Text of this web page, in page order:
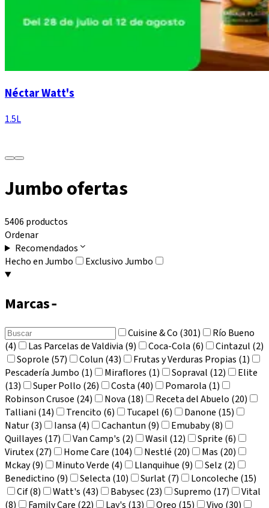
Néctar Watt's
1.5L
Jumbo ofertas
5406 productos
Ordenar
Recomendados
Hecho en Jumbo
Exclusivo Jumbo
Marcas-
Cuisine & Co (301)
Río Bueno
(4)
Las Parcelas de Valdivia (9) Coca-Cola (6)
Cintazul (2)
Soprole (57)
Colun (43)
Frutas y Verduras Propias (1)
Pescadería Jumbo (1)
Miraflores (1) Sopraval (12)
Elite
(13)
Super Pollo (26) Costa (40)
Pomarola (1)
Robinson Crusoe (24)
Nova (18)
Receta del Abuelo (20)
Talliani (14)
Trencito (6) Tucapel (6)
Danone (15)
Natur (3)
Iansa (4) Cachantun (9)
Emubaby (8)
Quillayes (17)
Van Camp's (2) Wasil (12)
Sprite (6)
Virutex (27)
Home Care (104) Nestlé (20)
Mas (20)
Mckay (9)
Minuto Verde (4) Llanquihue (9)
Selz (2)
Benedictino (9)
Selecta (10) Surlat (7)
Loncoleche (15)
Cif (8)
Watt's (43) Babysec (23) Supremo (17)
Vital
(8)
Family Care (22) Lay's (13) Oreo (15) Vivo (30)